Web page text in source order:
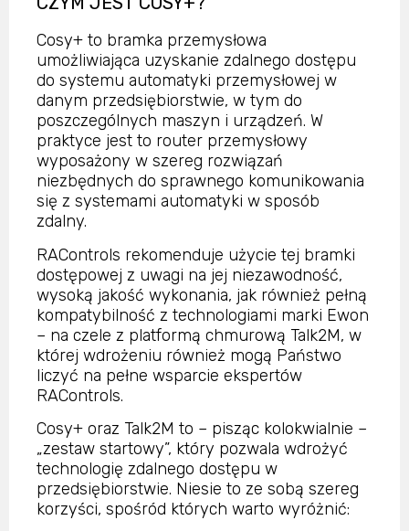
Cosy+ to bramka przemysłowa
umożliwiająca uzyskanie zdalnego dostępu
do systemu automatyki przemysłowej w
danym przedsiębiorstwie, w tym do
poszczególnych maszyn i urządzeń. W
praktyce jest to router przemysłowy
wyposażony w szereg rozwiązań
niezbędnych do sprawnego komunikowania
się z systemami automatyki w sposób
zdalny.
RAControls rekomenduje użycie tej bramki
dostępowej z uwagi na jej niezawodność,
wysoką jakość wykonania, jak również pełną
kompatybilność z technologiami marki Ewon
– na czele z platformą chmurową Talk2M, w
której wdrożeniu również mogą Państwo
liczyć na pełne wsparcie ekspertów
RAControls.
Cosy+ oraz Talk2M to – pisząc kolokwialnie –
„zestaw startowy”, który pozwala wdrożyć
technologię zdalnego dostępu w
przedsiębiorstwie. Niesie to ze sobą szereg
korzyści, spośród których warto wyróżnić: